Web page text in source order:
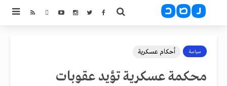
سياسة أحكام عسكرية
محكمة عسكرية تؤيد عقوبات